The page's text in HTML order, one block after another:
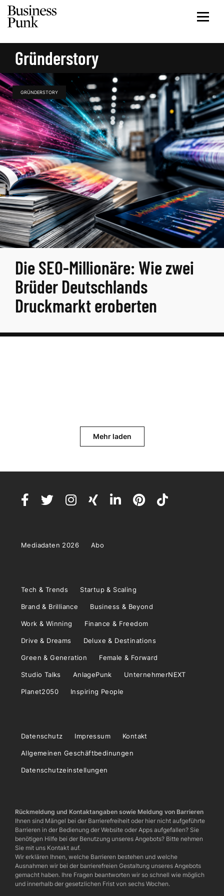
Gründerstory
GRÜNDERSTORY
Die SEO-Millionäre: Wie zwei
Brüder Deutschlands
Druckmarkt eroberten
Mehr laden
Mediadaten 2026 Abo
Tech & Trends Startup & Scaling
Brand & Brilliance Business & Beyond
Work & Winning Finance & Freedom
Drive & Dreams Deluxe & Destinations
Green & Generation Female & Forward
Studio Talks AnlagePunk UnternehmerNEXT
Planet2050 Inspiring People
Datenschutz Impressum Kontakt
Allgemeinen Geschäftbedinungen
Datenschutzeinstellungen
Rückmeldung und Kontaktangaben sowie Meldung von Barrieren
Ihnen sind Mängel bei der Barrierefreiheit oder hier nicht aufgeführte
Barrieren in der Bedienung der Website oder Apps aufgefallen? Sie
benötigen Hilfe bei der Benutzung unseres Angebots? Bitte nehmen
Sie mit uns Kontakt auf.
Wir erklären Ihnen, welche Barrieren bestehen und welche
Ausnahmen wir bei der barrierefreien Gestaltung unseres Angebots
gemacht haben. Ihre Fragen beantworten wir so schnell wie möglich
und innerhalb der gesetzlichen Frist von sechs Wochen.